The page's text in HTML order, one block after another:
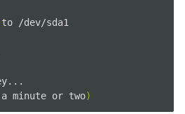
to /dev/sda1
a minute or two)